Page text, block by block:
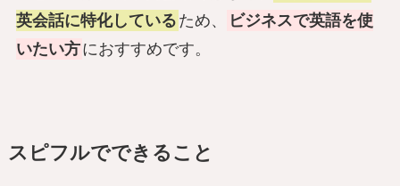
英会話に特化している ため、
ビジネスで英語を使
いたい方におすすめです。
スピフルでできること